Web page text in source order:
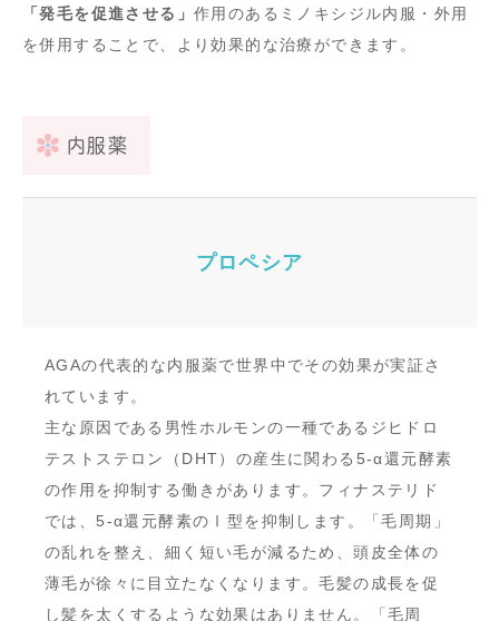
「発毛を促進させる」 作用のあるミノキシジル内服・外用
を併用することで、より効果的な治療ができます。
内服薬
プロペシア
AGAの代表的な内服薬で世界中でその効果が実証さ
れています。
主な原因である男性ホルモンの一種であるジヒドロ
テストステロン（DHT）の産生に関わる5-α還元酵素
の作用を抑制する働きがあります。フィナステリド
では、5-α還元酵素のⅠ型を抑制します。「毛周期」
の乱れを整え、細く短い毛が減るため、頭皮全体の
薄毛が徐々に目立たなくなります。毛髪の成長を促
し髪を太くするような効果はありません。「毛周